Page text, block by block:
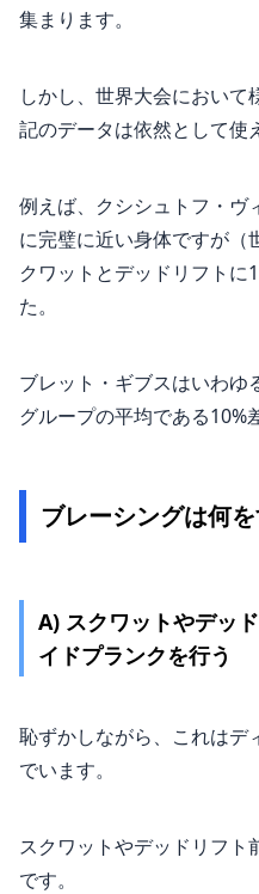
集まります。
しかし、世界大会におい
記のデータは依然として使
例えば、クシシュトフ・ヴ
に完璧に近い身体ですが（
クワットとデッドリフトに
た。
ブレット・ギブスはいわゆ
グループの平均である10%
ブレーシングは何
A) スクワットやデッ
イドプランクを行う
恥ずかしながら、これはデ
でいます。
スクワットやデッドリフト
です。